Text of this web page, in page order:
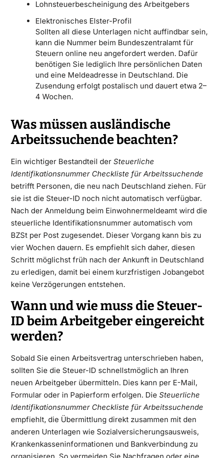
Lohnsteuerbescheinigung des Arbeitgebers
Elektronisches Elster-Profil
Sollten all diese Unterlagen nicht auffindbar sein,
kann die Nummer beim Bundeszentralamt für
Steuern online neu angefordert werden. Dafür
benötigen Sie lediglich Ihre persönlichen Daten
und eine Meldeadresse in Deutschland. Die
Zusendung erfolgt postalisch und dauert etwa 2–
4 Wochen.
Was müssen ausländische
Arbeitssuchende beachten?
Ein wichtiger Bestandteil der Steuerliche
Identifikationsnummer Checkliste für Arbeitssuchende
betrifft Personen, die neu nach Deutschland ziehen. Für
sie ist die Steuer-ID noch nicht automatisch verfügbar.
Nach der Anmeldung beim Einwohnermeldeamt wird die
steuerliche Identifikationsnummer automatisch vom
BZSt per Post zugesendet. Dieser Vorgang kann bis zu
vier Wochen dauern. Es empfiehlt sich daher, diesen
Schritt möglichst früh nach der Ankunft in Deutschland
zu erledigen, damit bei einem kurzfristigen Jobangebot
keine Verzögerungen entstehen.
Wann und wie muss die Steuer-
ID beim Arbeitgeber eingereicht
werden?
Sobald Sie einen Arbeitsvertrag unterschrieben haben,
sollten Sie die Steuer-ID schnellstmöglich an Ihren
neuen Arbeitgeber übermitteln. Dies kann per E-Mail,
Formular oder in Papierform erfolgen. Die Steuerliche
Identifikationsnummer Checkliste für Arbeitssuchende
empfiehlt, die Übermittlung direkt zusammen mit den
anderen Unterlagen wie Sozialversicherungsausweis,
Krankenkasseninformationen und Bankverbindung zu